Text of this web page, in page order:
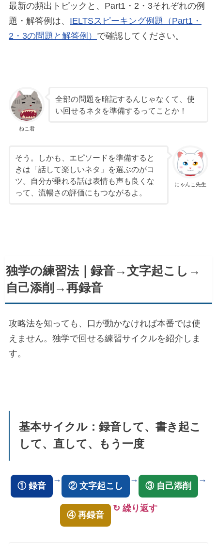
最新の頻出トピックと、Part1・2・3それぞれの例
題・解答例は、 IELTSスピーキング例題（Part1・
2・3の問題と解答例） で確認してください。
ねこ君
全部の問題を暗記するんじゃなくて、使
い回せるネタを準備するってことか！
にゃんこ先生
そう。しかも、エピソードを準備すると
きは「話して楽しいネタ」を選ぶのがコ
ツ。自分が乗れる話は表情も声も良くな
って、流暢さの評価にもつながるよ。
独学の練習法｜録音→文字起こし→
自己添削→再録音
攻略法を知っても、口が動かなければ本番では使
えません。独学で回せる練習サイクルを紹介しま
す。
基本サイクル：録音して、書き起こ
して、直して、もう一度
① 録音
→
② 文字起こし
→
③ 自己添削
→
④ 再録音
↻ 繰り返す